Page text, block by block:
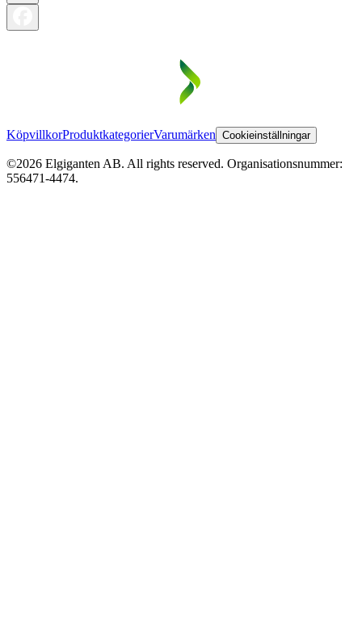
KöpvillkorProduktkategorierVarumärken Cookieinställningar
©2026 Elgiganten AB. All rights reserved. Organisationsnummer:
556471-4474.